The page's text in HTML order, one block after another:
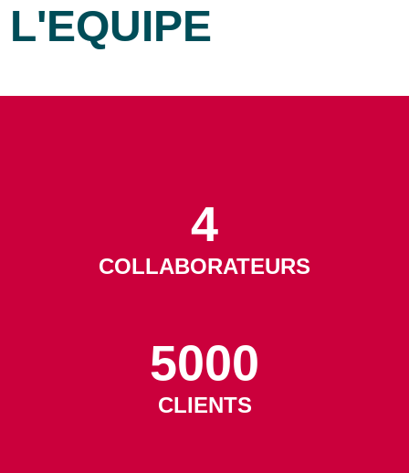
L'EQUIPE
4
COLLABORATEURS
5000
CLIENTS